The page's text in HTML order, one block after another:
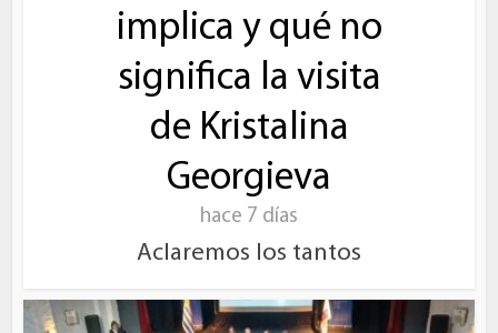
implica y qué no
significa la visita
de Kristalina
Georgieva
hace 7 días
Aclaremos los tantos